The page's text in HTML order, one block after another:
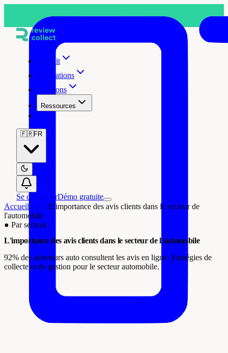
Produit
Intégrations
Solutions
Ressources
🇫🇷FR
Se connecterDémo gratuite
Accueil/Blog /L'importance des avis clients dans le secteur de
l'automobile
● Par secteur
L'importance des avis clients dans le secteur de l'automobile
92% des acheteurs auto consultent les avis en ligne. Stratégies de
collecte et de gestion pour le secteur automobile.